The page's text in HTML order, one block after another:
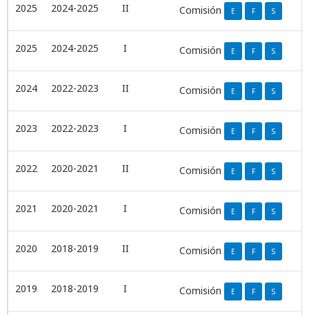
2025 2024-2025 II Comisión E F S
2025 2024-2025 I Comisión E F S
2024 2022-2023 II Comisión E F S
2023 2022-2023 I Comisión E F S
2022 2020-2021 II Comisión E F S
2021 2020-2021 I Comisión E F S
2020 2018-2019 II Comisión E F S
2019 2018-2019 I Comisión E F S